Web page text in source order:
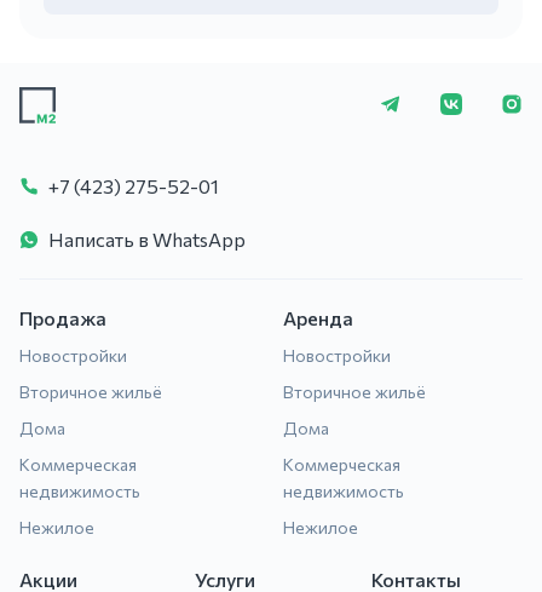
+7 (423) 275-
+7 (423) 275-52-01
Написать в WhatsApp
Продажа
Новостройки
Вторичное жильё
Дома
Коммерческая
недвижимость
Нежилое
Аренда
Новостройки
Вторичное жильё
Дома
Коммерческая
недвижимость
Нежилое
Акции Услуги Контакты